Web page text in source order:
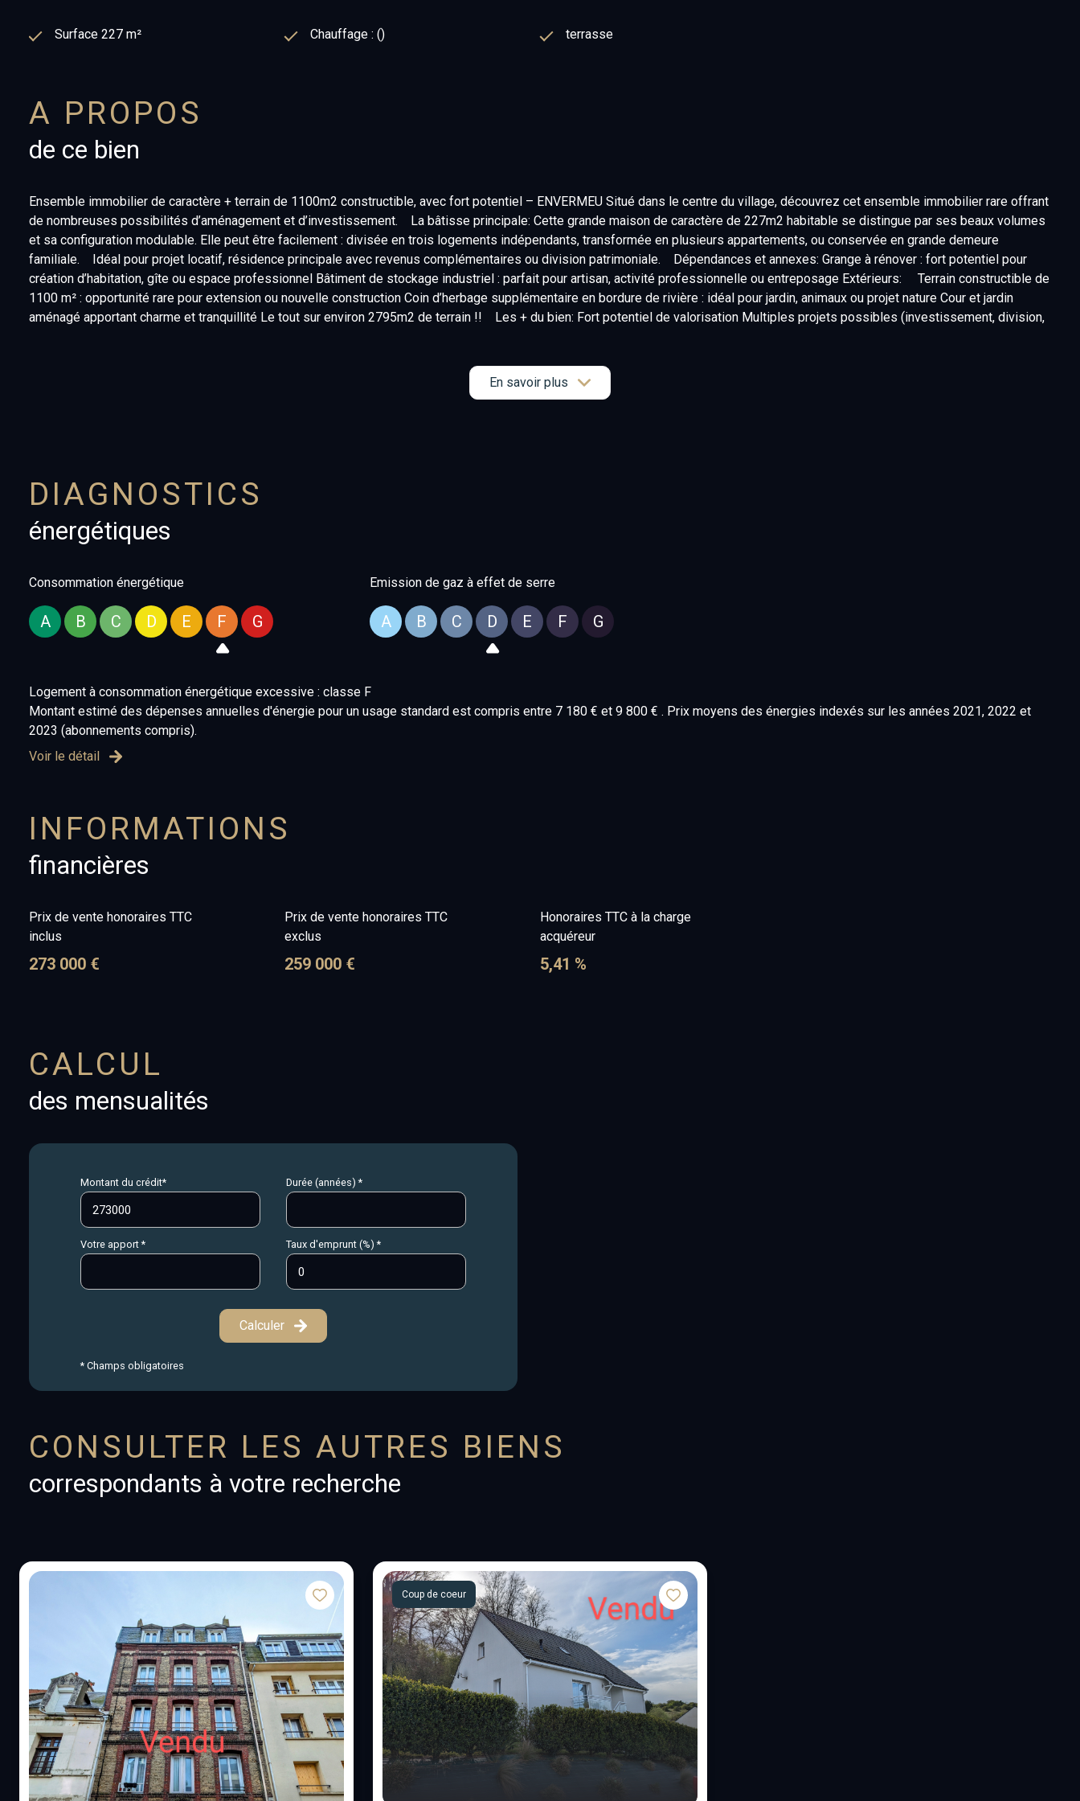
Surface 227 m² Chauffage : () terrasse
A PROPOS
de ce bien
Ensemble immobilier de caractère + terrain de 1100m2 constructible, avec fort potentiel – ENVERMEU Situé dans le centre du village, découvrez cet ensemble immobilier rare offrant
de nombreuses possibilités d’aménagement et d’investissement. La bâtisse principale: Cette grande maison de caractère de 227m2 habitable se distingue par ses beaux volumes
et sa configuration modulable. Elle peut être facilement : divisée en trois logements indépendants, transformée en plusieurs appartements, ou conservée en grande demeure
familiale. Idéal pour projet locatif, résidence principale avec revenus complémentaires ou division patrimoniale. Dépendances et annexes: Grange à rénover : fort potentiel pour
création d’habitation, gîte ou espace professionnel Bâtiment de stockage industriel : parfait pour artisan, activité professionnelle ou entreposage Extérieurs: Terrain constructible de
1100 m² : opportunité rare pour extension ou nouvelle construction Coin d’herbage supplémentaire en bordure de rivière : idéal pour jardin, animaux ou projet nature Cour et jardin
aménagé apportant charme et tranquillité Le tout sur environ 2795m2 de terrain !! Les + du bien: Fort potentiel de valorisation Multiples projets possibles (investissement, division,
En savoir plus
DIAGNOSTICS
énergétiques
Consommation énergétique
A B C D E F G
Emission de gaz à effet de serre
A B C D E F G
Logement à consommation énergétique excessive : classe F
Montant estimé des dépenses annuelles d'énergie pour un usage standard est compris entre 7 180 € et 9 800 € . Prix moyens des énergies indexés sur les années 2021, 2022 et
2023 (abonnements compris).
Voir le détail
INFORMATIONS
financières
Prix de vente honoraires TTC
inclus
273 000 €
Prix de vente honoraires TTC
exclus
259 000 €
Honoraires TTC à la charge
acquéreur
5,41 %
CALCUL
des mensualités
Montant du crédit* Durée (années) *
Votre apport * Taux d'emprunt (%) *
Calculer
* Champs obligatoires
CONSULTER LES AUTRES BIENS
correspondants à votre recherche
Coup de coeur